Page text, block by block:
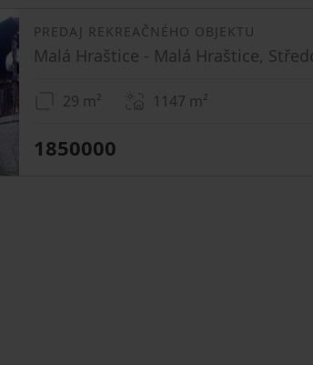
PREDAJ REKREAČNÉHO OBJEKTU
29 m² 1147 m²
1850000